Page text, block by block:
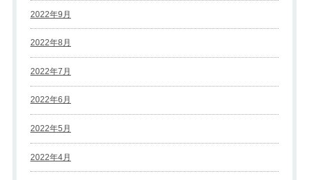
2022年9月
2022年8月
2022年7月
2022年6月
2022年5月
2022年4月